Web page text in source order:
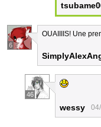
6
OUAIIIIS! Une
46
wessy